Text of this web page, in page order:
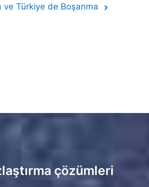
ve Türkiye de Boşanma
çözümleri